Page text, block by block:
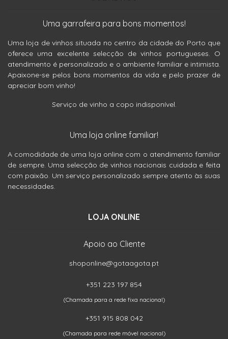
Uma garrafeira para bons momentos!
Uma loja de vinhos situada no centro da cidade do Porto que
oferece uma excelente selecção de vinhos portugueses. O
atendimento é personalizado e o ambiente familiar e intimista.
Apaixone-se pelos bons momentos da vida e pelo prazer de
apreciar bom vinho!
Serviço de vinho a copo indisponível.
Uma loja online familiar!
A comodidade de uma loja online com o atendimento familiar
de sempre. Uma selecção de vinhos nacionais cuidada e feita
com paixão. Um serviço personalizado sempre atento às suas
necessidades.
LOJA ONLINE
Apoio ao Cliente
shoponline@gotaagota.pt
+351 223 197 854
(Chamada para a rede fixa nacional)
+351 915 808 042
(Chamada para rede móvel nacional)